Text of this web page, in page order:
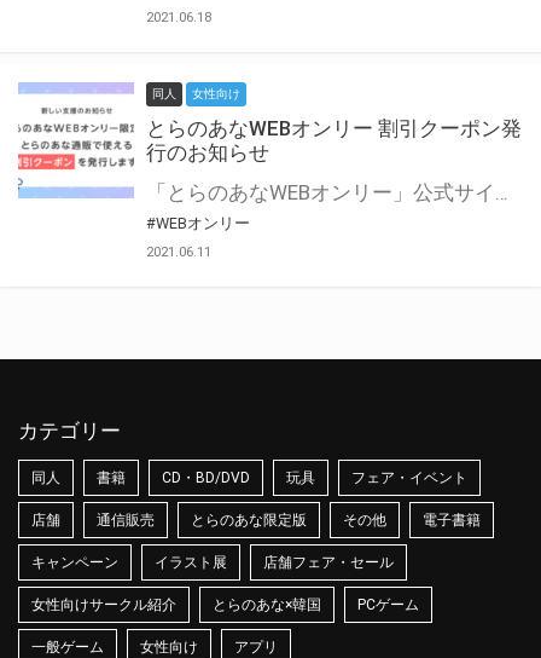
2021.06.18
同人 女性向け
とらのあなWEBオンリー 割引クーポン発
行のお知らせ
「とらのあなWEBオンリー」公式サイトでとらのあな通販の「割引クーポン」を配布中！ イベントごとに開催当日限定で使える割引クーポンのシリアルコードを発行します。 とらのあなWEBオンリーのページをチェックして、イベント当日にお得にお買い物を楽しみましょう♪ ※本キャンペーンは予告なく終了する場合がございます。 とらのあなWEBオンリーサイトはこちら
#WEBオンリー
2021.06.11
カテゴリー
同人 書籍 CD・BD/DVD 玩具 フェア・イベント
店舗 通信販売 とらのあな限定版 その他 電子書籍
キャンペーン イラスト展 店舗フェア・セール
女性向けサークル紹介 とらのあな×韓国 PCゲーム
一般ゲーム 女性向け アプリ